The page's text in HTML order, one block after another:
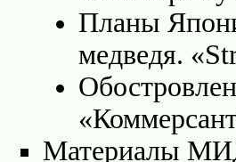
Планы
медведя.
Материалы